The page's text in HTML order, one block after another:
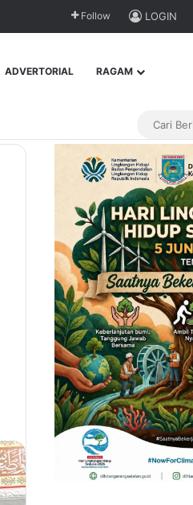
Follow LOGIN
ADVERTORIAL RAGAM